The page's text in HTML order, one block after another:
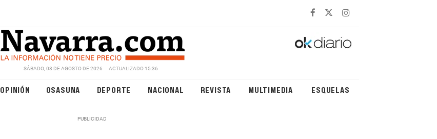
SÁBADO, 08 DE AGOSTO DE 2026 ACTUALIZADO 15:36
OPINIÓN OSASUNA DEPORTE NACIONAL REVISTA MULTIMEDIA ESQUELAS